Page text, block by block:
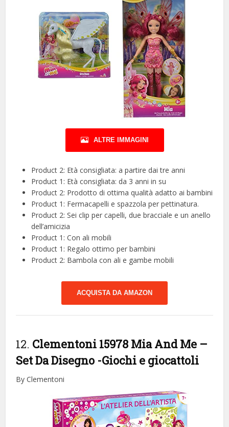
ALTRE IMMAGINI
Product 2: Età consigliata: a partire dai tre anni
Product 1: Età consigliata: da 3 anni in su
Product 2: Prodotto di ottima qualità adatto ai bambini
Product 1: Fermacapelli e spazzola per pettinatura.
Product 2: Sei clip per capelli, due bracciale e un anello
dell’amicizia
Product 1: Con ali mobili
Product 1: Regalo ottimo per bambini
Product 2: Bambola con ali e gambe mobili
ACQUISTA DA AMAZON
12. Clementoni 15978 Mia And Me –
Set Da Disegno -Giochi e giocattoli
By Clementoni